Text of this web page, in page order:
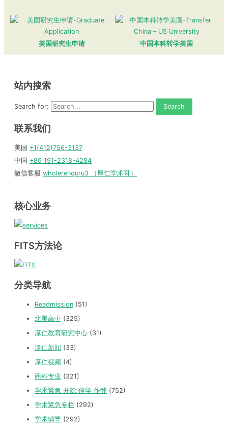
美国研究生申请 中国本科转学美国
站内搜索
Search for:
联系我们
美国 +1(412)756-3137
中国 +86 191-2318-4284
微信客服 wholerenguru3 （厚仁学术哥）
核心业务
FITS方法论
分类导航
Readmission (51)
北美高中 (325)
厚仁教育研究中心 (31)
厚仁新闻 (33)
厚仁视频 (4)
商科专业 (321)
学术紧急 开除 停学 作弊 (752)
学术紧急专栏 (292)
学术辅导 (292)